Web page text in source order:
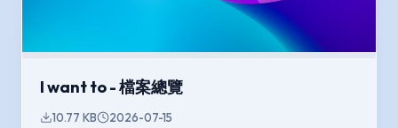
I want to - 檔案總覽
10.77 KB 2026-07-15